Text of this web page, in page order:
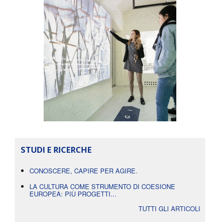
STUDI E RICERCHE
CONOSCERE, CAPIRE PER AGIRE.
LA CULTURA COME STRUMENTO DI COESIONE
EUROPEA: PIÙ PROGETTI...
TUTTI GLI ARTICOLI